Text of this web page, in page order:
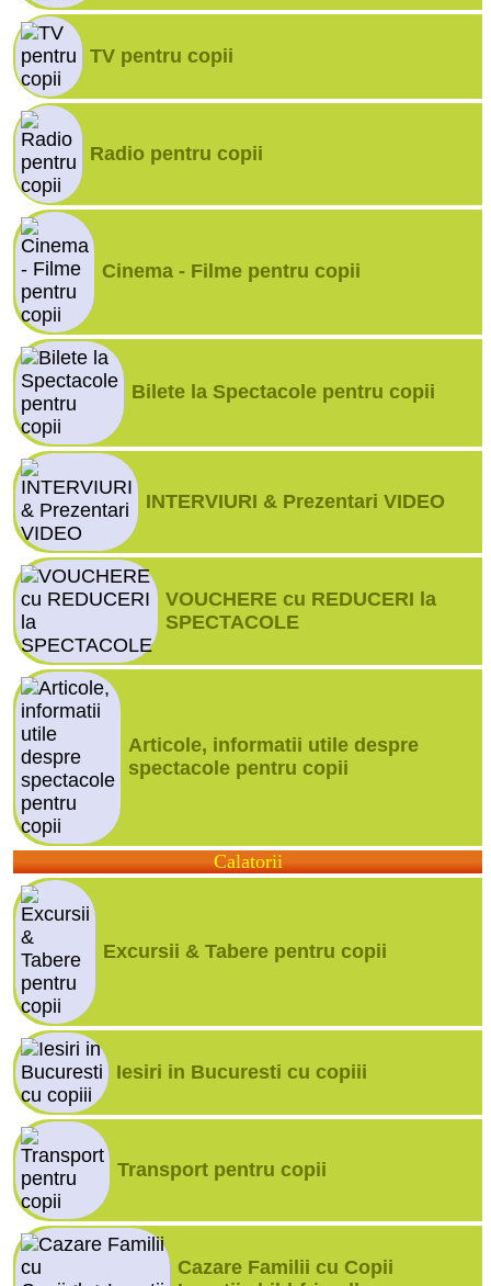
TV pentru copii
Radio pentru copii
Cinema - Filme pentru copii
Bilete la Spectacole pentru copii
INTERVIURI & Prezentari VIDEO
VOUCHERE cu REDUCERI la
SPECTACOLE
Articole, informatii utile despre
spectacole pentru copii
Calatorii
Excursii & Tabere pentru copii
Iesiri in Bucuresti cu copiii
Transport pentru copii
Cazare Familii cu Copii